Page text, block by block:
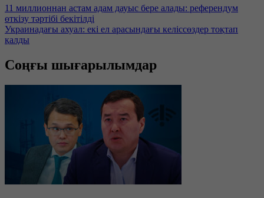
11 миллионнан астам адам дауыс бере алады: референдум
өткізу тәртібі бекітілді
Украинадағы ахуал: екі ел арасындағы келіссөздер тоқтап
қалды
Соңғы шығарылымдар